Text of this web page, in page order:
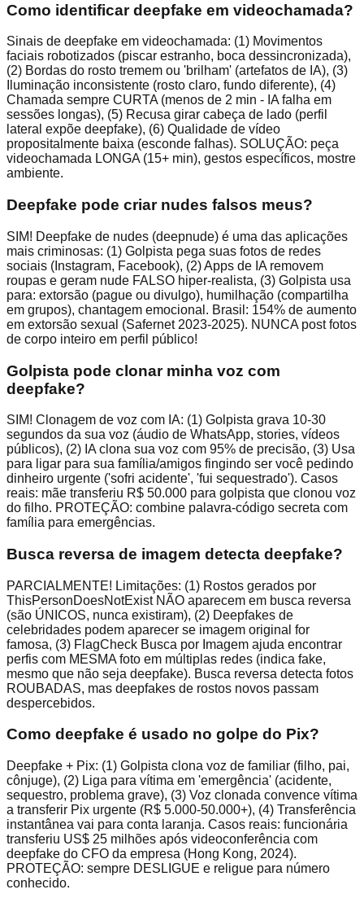
Como identificar deepfake em videochamada?
Sinais de deepfake em videochamada: (1) Movimentos
faciais robotizados (piscar estranho, boca dessincronizada),
(2) Bordas do rosto tremem ou 'brilham' (artefatos de IA), (3)
Iluminação inconsistente (rosto claro, fundo diferente), (4)
Chamada sempre CURTA (menos de 2 min - IA falha em
sessões longas), (5) Recusa girar cabeça de lado (perfil
lateral expõe deepfake), (6) Qualidade de vídeo
propositalmente baixa (esconde falhas). SOLUÇÃO: peça
videochamada LONGA (15+ min), gestos específicos, mostre
ambiente.
Deepfake pode criar nudes falsos meus?
SIM! Deepfake de nudes (deepnude) é uma das aplicações
mais criminosas: (1) Golpista pega suas fotos de redes
sociais (Instagram, Facebook), (2) Apps de IA removem
roupas e geram nude FALSO hiper-realista, (3) Golpista usa
para: extorsão (pague ou divulgo), humilhação (compartilha
em grupos), chantagem emocional. Brasil: 154% de aumento
em extorsão sexual (Safernet 2023-2025). NUNCA post fotos
de corpo inteiro em perfil público!
Golpista pode clonar minha voz com
deepfake?
SIM! Clonagem de voz com IA: (1) Golpista grava 10-30
segundos da sua voz (áudio de WhatsApp, stories, vídeos
públicos), (2) IA clona sua voz com 95% de precisão, (3) Usa
para ligar para sua família/amigos fingindo ser você pedindo
dinheiro urgente ('sofri acidente', 'fui sequestrado'). Casos
reais: mãe transferiu R$ 50.000 para golpista que clonou voz
do filho. PROTEÇÃO: combine palavra-código secreta com
família para emergências.
Busca reversa de imagem detecta deepfake?
PARCIALMENTE! Limitações: (1) Rostos gerados por
ThisPersonDoesNotExist NÃO aparecem em busca reversa
(são ÚNICOS, nunca existiram), (2) Deepfakes de
celebridades podem aparecer se imagem original for
famosa, (3) FlagCheck Busca por Imagem ajuda encontrar
perfis com MESMA foto em múltiplas redes (indica fake,
mesmo que não seja deepfake). Busca reversa detecta fotos
ROUBADAS, mas deepfakes de rostos novos passam
despercebidos.
Como deepfake é usado no golpe do Pix?
Deepfake + Pix: (1) Golpista clona voz de familiar (filho, pai,
cônjuge), (2) Liga para vítima em 'emergência' (acidente,
sequestro, problema grave), (3) Voz clonada convence vítima
a transferir Pix urgente (R$ 5.000-50.000+), (4) Transferência
instantânea vai para conta laranja. Casos reais: funcionária
transferiu US$ 25 milhões após videoconferência com
deepfake do CFO da empresa (Hong Kong, 2024).
PROTEÇÃO: sempre DESLIGUE e religue para número
conhecido.